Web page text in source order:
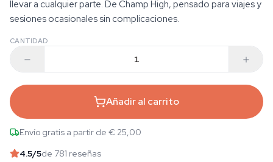
llevar a cualquier parte. De Champ High, pensado para viajes y
sesiones ocasionales sin complicaciones.
CANTIDAD
Añadir al carrito
Envío gratis a partir de € 25,00
4.5/5de 781 reseñas